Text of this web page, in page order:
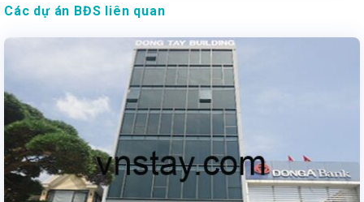
Các dự án BĐS liên quan